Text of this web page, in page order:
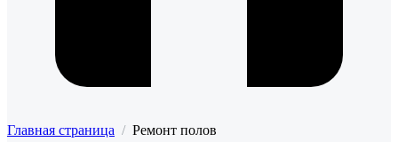
Главная страница / Ремонт полов